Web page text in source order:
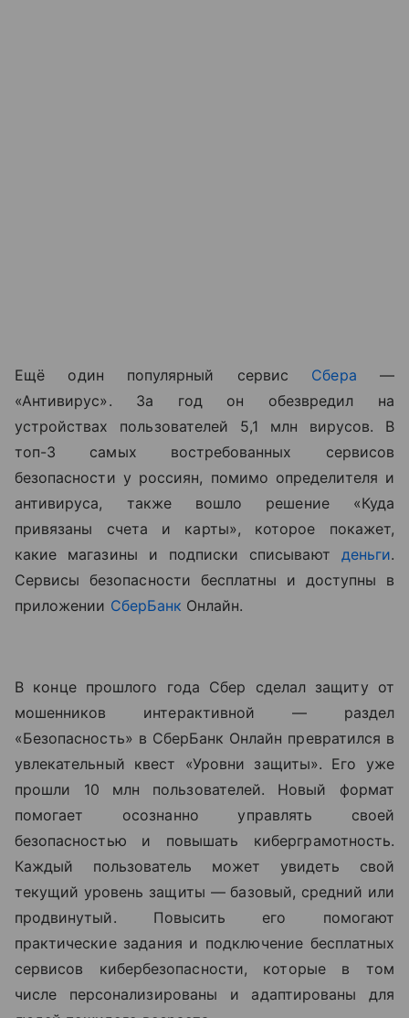
Ещё один популярный сервис Сбера —
«Антивирус». За год он обезвредил на
устройствах пользователей 5,1 млн вирусов. В
топ-3 самых востребованных сервисов
безопасности у россиян, помимо определителя и
антивируса, также вошло решение «Куда
привязаны счета и карты», которое покажет,
какие магазины и подписки списывают деньги.
Сервисы безопасности бесплатны и доступны в
приложении СберБанк Онлайн.
В конце прошлого года Сбер сделал защиту от
мошенников интерактивной — раздел
«Безопасность» в СберБанк Онлайн превратился в
увлекательный квест «Уровни защиты». Его уже
прошли 10 млн пользователей. Новый формат
помогает осознанно управлять своей
безопасностью и повышать киберграмотность.
Каждый пользователь может увидеть свой
текущий уровень защиты — базовый, средний или
продвинутый. Повысить его помогают
практические задания и подключение бесплатных
сервисов кибербезопасности, которые в том
числе персонализированы и адаптированы для